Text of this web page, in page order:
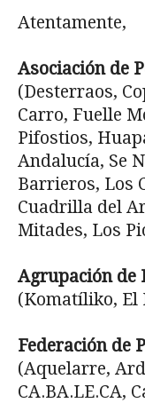
Atentamente,
Asociación de
(Desterraos,
Carro, Fuelle
Pifostios,
Andalucía, Se
Barrieros, Los
Cuadrilla del
Mitades, Los
Agrupación de
(Komatíliko, El
Federación de
(Aquelarre,
CA.BA.LE.CA,